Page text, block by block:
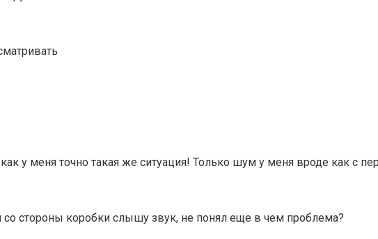
у меня точно такая же ситуация! Только шум у меня вроде как с
стороны коробки слышу звук, не понял еще в чем проблема?